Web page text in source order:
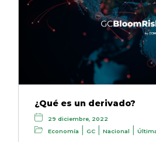
¿Qué es un derivado?
29 diciembre, 2022
Economía
|GC |Nacional |